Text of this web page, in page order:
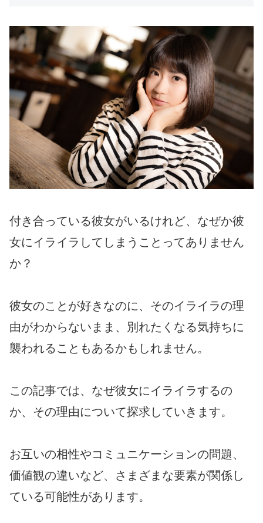
付き合っている彼女がいるけれど、なぜか彼
女にイライラしてしまうことってありません
か？
彼女のことが好きなのに、そのイライラの理
由がわからないまま、別れたくなる気持ちに
襲われることもあるかもしれません。
この記事では、なぜ彼女にイライラするの
か、その理由について探求していきます。
お互いの相性やコミュニケーションの問題、
価値観の違いなど、さまざまな要素が関係し
ている可能性があります。